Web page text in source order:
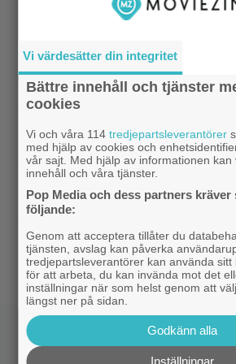
Filmpostern var för
TV-spel|Experter väljer ut
spel: ”The Last of Us” på plats 2
Skräck | Nästa ”Insidious” får
om bara 2 veckor
”Spider-Man: Brand
över som 2026 års största
Disney Plus|18 år senare släpps
på nytt – se trailern
Vi värdesätter din integritet
Bättre innehåll och tjänster
cookies
Vi och våra 114tredjepartsleverantörer
med hjälp av cookies och
vår sajt. Med hjälp av informationen kan
innehåll och våra tjänster.
Pop Media och dess partners kräver
följande:
Genom att acceptera tillåter du
tjänsten, avslag kan påverka
tredjepartsleverantörer kan använda sitt
för att arbeta, du kan invända mot det
inställningar när som helst genom att
längst ner på sidan.
Godkänn alla
Inställningar